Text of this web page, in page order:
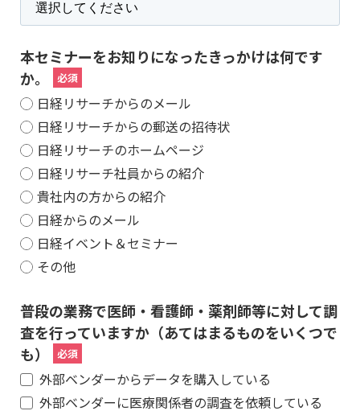
本セミナーをお知りになったきっかけは何です
か。
日経リサーチからのメール
日経リサーチからの郵送の招待状
日経リサーチのホームページ
日経リサーチ社員からの紹介
貴社内の方からの紹介
日経からのメール
日経イベント＆セミナー
その他
普段の業務で医師・看護師・薬剤師等に対して調
査を行っていますか（あてはまるものをいくつで
も）
外部ベンダーからデータを購入している
外部ベンダーに医療関係者の調査を依頼している